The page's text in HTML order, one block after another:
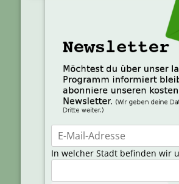
In welcher Stadt befinden wir